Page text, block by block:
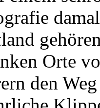
Orte
den